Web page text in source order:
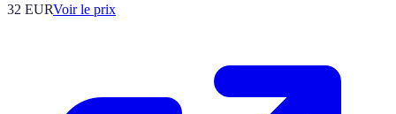
32 EURVoir le prix